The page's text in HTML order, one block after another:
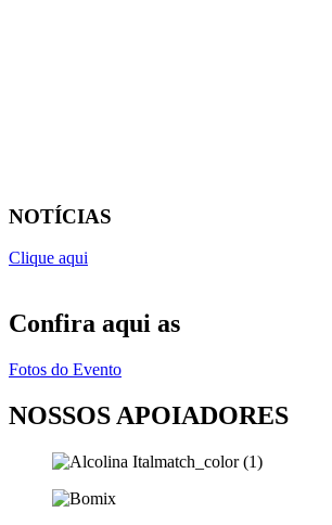
NOTÍCIAS
Clique aqui
Confira aqui as
Fotos do Evento
NOSSOS APOIADORES